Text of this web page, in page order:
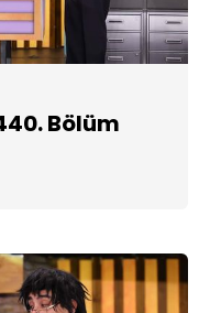
Bölüm